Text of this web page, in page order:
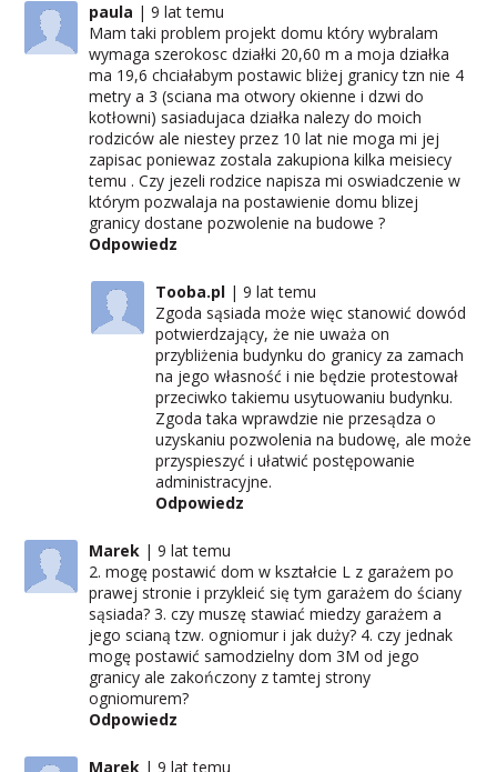
paula
9 lat temu
Mam taki problem projekt domu który wybralam
wymaga szerokosc działki 20,60 m a moja działka
ma 19,6 chciałabym postawic bliżej granicy tzn nie 4
metry a 3 (sciana ma otwory okienne i dzwi do
kotłowni) sasiadujaca działka nalezy do moich
rodziców ale niestey przez 10 lat nie moga mi jej
zapisac poniewaz zostala zakupiona kilka meisiecy
temu . Czy jezeli rodzice napisza mi oswiadczenie w
którym pozwalaja na postawienie domu blizej
granicy dostane pozwolenie na budowe ?
Odpowiedz
Tooba.pl
9 lat temu
Zgoda sąsiada może więc stanowić dowód
potwierdzający, że nie uważa on
przybliżenia budynku do granicy za zamach
na jego własność i nie będzie protestował
przeciwko takiemu usytuowaniu budynku.
Zgoda taka wprawdzie nie przesądza o
uzyskaniu pozwolenia na budowę, ale może
przyspieszyć i ułatwić postępowanie
administracyjne.
Odpowiedz
Marek
9 lat temu
2. mogę postawić dom w kształcie L z garażem po
prawej stronie i przykleić się tym garażem do ściany
sąsiada? 3. czy muszę stawiać miedzy garażem a
jego scianą tzw. ogniomur i jak duży? 4. czy jednak
mogę postawić samodzielny dom 3M od jego
granicy ale zakończony z tamtej strony
ogniomurem?
Odpowiedz
Marek 9 lat temu